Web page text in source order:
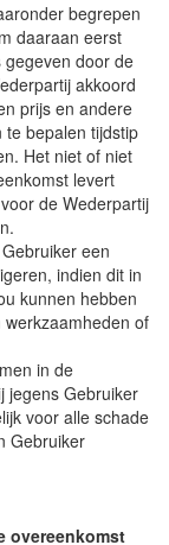
begrepen
daaraan eerst
door de
akkoord
prijs en andere
bepalen tijdstip
Het niet of niet
levert
de Wederpartij
een
indien dit in
kunnen hebben
of
in de
jegens Gebruiker
voor alle schade
Gebruiker
overeenkomst